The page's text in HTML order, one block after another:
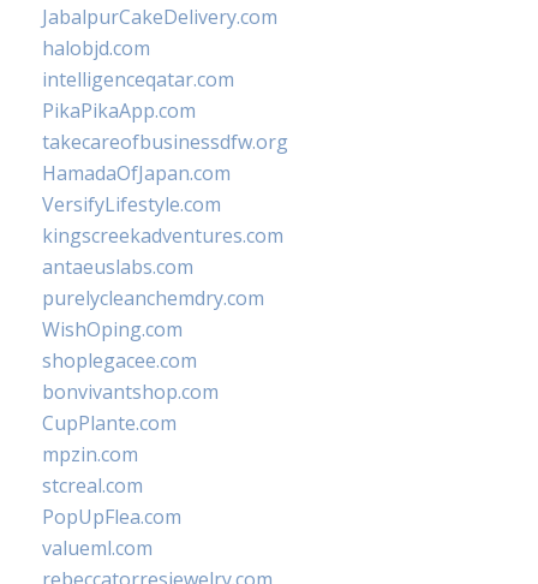
JabalpurCakeDelivery.com
halobjd.com
intelligenceqatar.com
PikaPikaApp.com
takecareofbusinessdfw.org
HamadaOfJapan.com
VersifyLifestyle.com
kingscreekadventures.com
antaeuslabs.com
purelycleanchemdry.com
WishOping.com
shoplegacee.com
bonvivantshop.com
CupPlante.com
mpzin.com
stcreal.com
PopUpFlea.com
valueml.com